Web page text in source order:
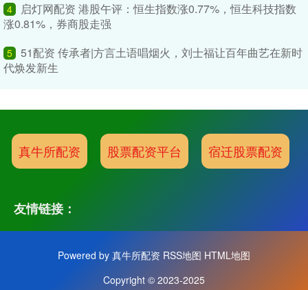
4
启灯网配资 港股午评：恒生指数涨0.77%，恒生科技指数
涨0.81%，券商股走强
5 51配资 传承者|方言土语唱烟火，刘士福让百年曲艺在新时
代焕发新生
真牛所配资 股票配资平台 宿迁股票配资
友情链接：
Powered by 真牛所配资 RSS地图 HTML地图
Copyright © 2023-2025